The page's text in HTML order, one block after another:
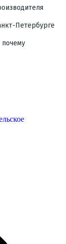
Петербурге